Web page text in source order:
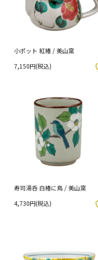
小ポット 紅椿 / 美山窯
7,150円(税込)
寿司湯呑 白椿に鳥 / 美山窯
4,730円(税込)